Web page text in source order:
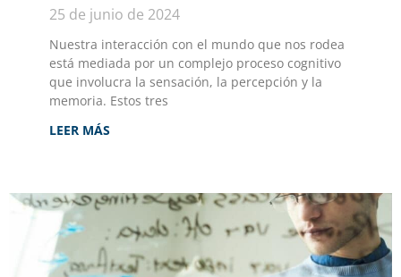
25 de junio de 2024
Nuestra interacción con el mundo que nos rodea
está mediada por un complejo proceso cognitivo
que involucra la sensación, la percepción y la
memoria. Estos tres
LEER MÁS